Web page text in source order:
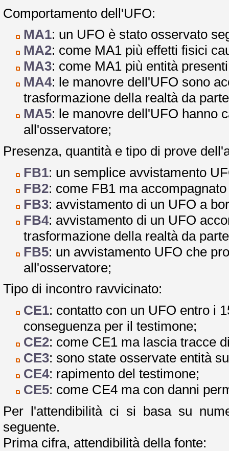
Comportamento dell'UFO:
MA1: un UFO è stato osservato
MA2: come MA1 più effetti fisici
MA3: come MA1 più entità
MA4: le manovre dell'UFO sono
trasformazione della realtà da
MA5: le manovre dell'UFO hanno
all'osservatore;
Presenza, quantità e tipo di prove
FB1: un semplice avvistamento
FB2: come FB1 ma
FB3: avvistamento di un UFO a
FB4: avvistamento di un UFO
trasformazione della realtà da
FB5: un avvistamento UFO che
all'osservatore;
Tipo di incontro ravvicinato:
CE1: contatto con un UFO entro i
conseguenza per il testimone;
CE2: come CE1 ma lascia tracce
CE3: sono state osservate entità
CE4: rapimento del testimone;
CE5: come CE4 ma con danni
Per l'attendibilità ci si basa su
seguente.
Prima cifra, attendibilità della fonte: